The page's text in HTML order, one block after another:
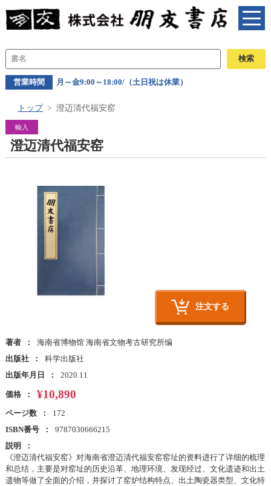
営業時間 月～金9:00～18:00/（土日祝は休業）
トップ 澄迈清代福安窑
輸入
澄迈清代福安窑
注文する
著者
海南省博物馆 海南省文物考古研究所编
出版社
科学出版社
出版年月日
2020.11
価格 ¥10,890
ページ数
172
ISBN番号
9787030666215
説明
《澄迈清代福安窑》对海南省澄迈清代福安窑窑址的资料进行了详细的梳理
和总结，主要是对窑址的历史沿革、地理环境、发现经过、文化遗迹和出土
遗物等做了全面的介绍，并探讨了窑炉结构特点、出土陶瓷器类型、文化特